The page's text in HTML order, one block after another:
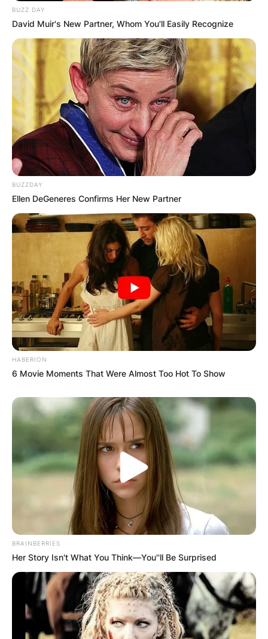
Хуманитарен повик: Да ја
обновиме заедно црквата „Св.
(ФОТО) Висок свет крст поставен
во Студена Бара: Нов симбол на
верата и надежта
Повеќе
BUZZ DAY
David Muir's New Partner, Whom You'll Easily Recognize
BUZZDAY
Ellen DeGeneres Confirms Her New Partner
HABERION
6 Movie Moments That Were Almost Too Hot To Show
BRAINBERRIES
Her Story Isn't What You Think—You''ll Be Surprised